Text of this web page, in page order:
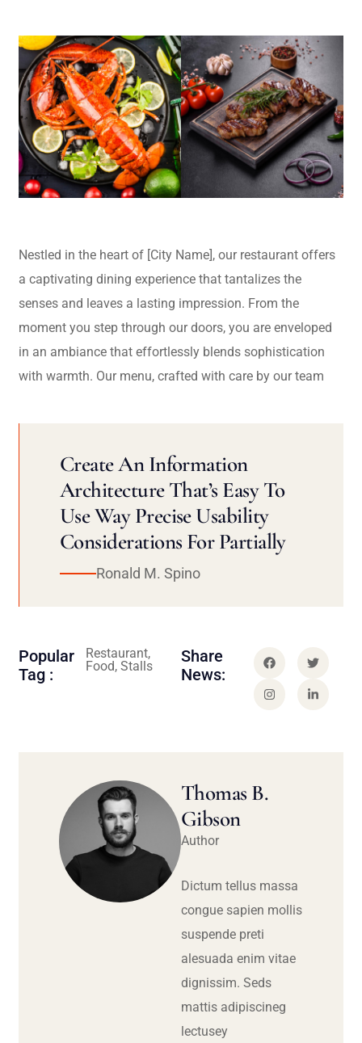
Nestled in the heart of [City Name], our restaurant offers
a captivating dining experience that tantalizes the
senses and leaves a lasting impression. From the
moment you step through our doors, you are enveloped
in an ambiance that effortlessly blends sophistication
with warmth. Our menu, crafted with care by our team
Create An Information
Architecture That’s Easy To
Use Way Precise Usability
Considerations For Partially
Ronald M. Spino
Popular
Tag :
Restaurant,
Food, Stalls
Share
News:
Thomas B.
Gibson
Author
Dictum tellus massa
congue sapien mollis
suspende preti
alesuada enim vitae
dignissim. Seds
mattis adipiscineg
lectusey